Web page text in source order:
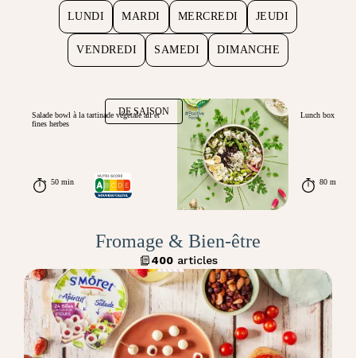
LUNDI MARDI MERCREDI JEUDI
VENDREDI SAMEDI DIMANCHE
DE SAISON
Salade bowl à la tartinade végétale ail et
fines herbes
50 min
Lunch box été
80 min
Fromage & Bien-être
400articles